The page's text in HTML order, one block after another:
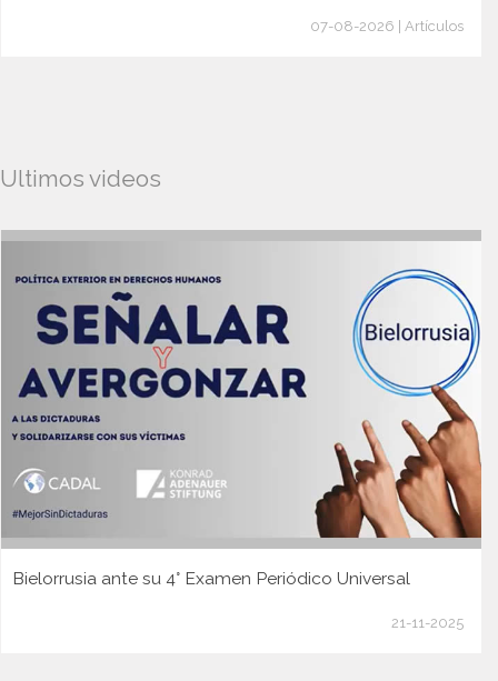
07-08-2026 | Artículos
Ultimos videos
Bielorrusia ante su 4° Examen Periódico Universal
21-11-2025